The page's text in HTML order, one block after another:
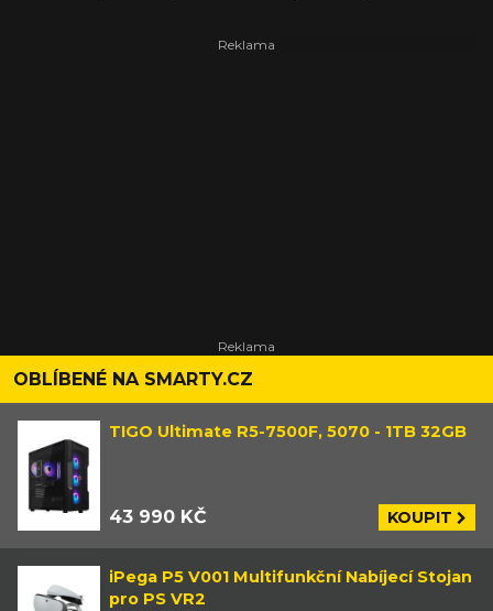
Nedivil bych se, díky traileru a informacím zaujala hra od
OBLÍBENÉ NA SMARTY.CZ
TIGO Ultimate R5-7500F, 5070 - 1TB 32GB
43 990 KČ KOUPIT
iPega P5 V001 Multifunkční Nabíjecí Stojan
pro PS VR2